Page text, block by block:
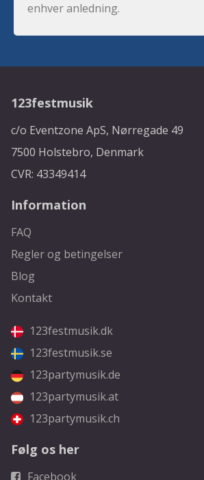
enhver anledning.
123festmusik
c/o Eventzone ApS, Nørregade 49
7500 Holstebro, Denmark
CVR: 43349414
Information
FAQ
Regler og betingelser
Blog
Kontakt
123festmusik.dk
123festmusik.se
123partymusik.de
123partymusik.at
123partymusik.ch
Følg os her
Facebook